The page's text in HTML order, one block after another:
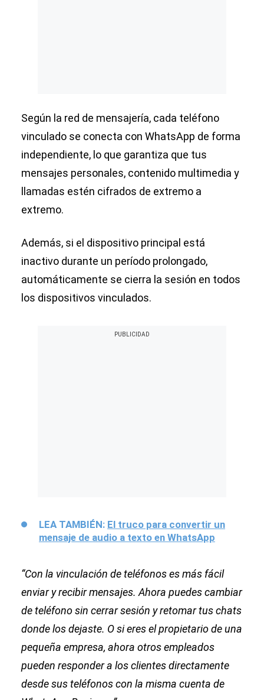
Según la red de mensajería, cada teléfono
vinculado se conecta con WhatsApp de forma
independiente, lo que garantiza que tus
mensajes personales, contenido multimedia y
llamadas estén cifrados de extremo a
extremo.
Además, si el dispositivo principal está
inactivo durante un período prolongado,
automáticamente se cierra la sesión en todos
los dispositivos vinculados.
LEA TAMBIÉN: El truco para convertir un
mensaje de audio a texto en WhatsApp
“Con la vinculación de teléfonos es más fácil
enviar y recibir mensajes. Ahora puedes cambiar
de teléfono sin cerrar sesión y retomar tus chats
donde los dejaste. O si eres el propietario de una
pequeña empresa, ahora otros empleados
pueden responder a los clientes directamente
desde sus teléfonos con la misma cuenta de